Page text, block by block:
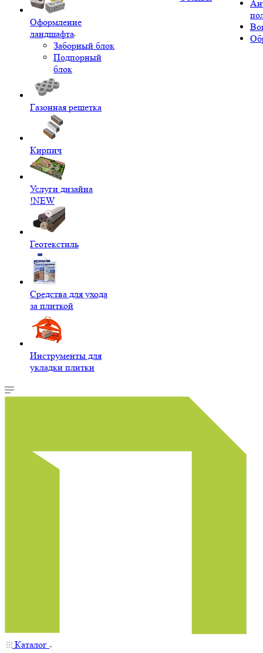
Оформление
ландшафта
Заборный блок
Подпорный
блок
Газонная решетка
Кирпич
Услуги дизайна
!NEW
Геотекстиль
Средства для ухода
за плиткой
Инструменты для
укладки плитки
Каталог